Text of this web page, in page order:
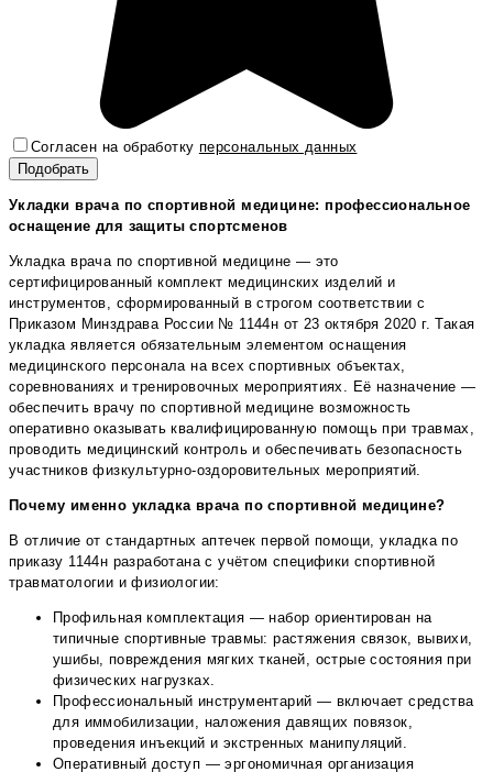
Согласен на обработку персональных данных
Укладки врача по спортивной медицине: профессиональное
оснащение для защиты спортсменов
Укладка врача по спортивной медицине — это
сертифицированный комплект медицинских изделий и
инструментов, сформированный в строгом соответствии с
Приказом Минздрава России № 1144н от 23 октября 2020 г. Такая
укладка является обязательным элементом оснащения
медицинского персонала на всех спортивных объектах,
соревнованиях и тренировочных мероприятиях. Её назначение —
обеспечить врачу по спортивной медицине возможность
оперативно оказывать квалифицированную помощь при травмах,
проводить медицинский контроль и обеспечивать безопасность
участников физкультурно-оздоровительных мероприятий.
Почему именно укладка врача по спортивной медицине?
В отличие от стандартных аптечек первой помощи, укладка по
приказу 1144н разработана с учётом специфики спортивной
травматологии и физиологии:
Профильная комплектация — набор ориентирован на
типичные спортивные травмы: растяжения связок, вывихи,
ушибы, повреждения мягких тканей, острые состояния при
физических нагрузках.
Профессиональный инструментарий — включает средства
для иммобилизации, наложения давящих повязок,
проведения инъекций и экстренных манипуляций.
Оперативный доступ — эргономичная организация